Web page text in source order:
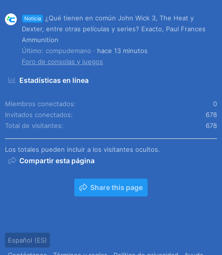
Noticia
¿Qué tienen en común John Wick 3, The Heat y
Dexter, entre otras películas y series? Exacto, Paul Frances
Ammunition
Último: compudemano
hace 13 minutos
Foro de consolas y juegos
Estadísticas en línea
Miembros conectados
0
Invitados conectados
678
Total de visitantes
678
Los totales pueden incluir a los visitantes ocultos.
Compartir esta página
Share this page
Español (ES)